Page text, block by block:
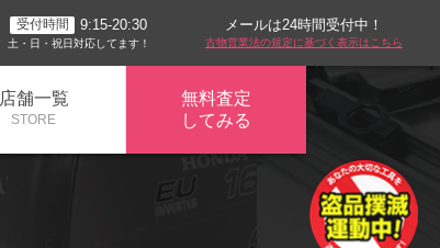
受付時間 9:15-20:30
土・日・祝日対応してます！
メールは24時間受付中！
古物営業法の規定に基づく表示はこちら
店舗一覧
STORE
無料査定
してみる